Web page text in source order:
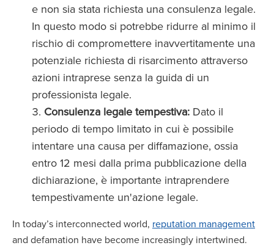
e non sia stata richiesta una consulenza legale.
In questo modo si potrebbe ridurre al minimo il
rischio di compromettere inavvertitamente una
potenziale richiesta di risarcimento attraverso
azioni intraprese senza la guida di un
professionista legale.
Consulenza legale tempestiva: Dato il
periodo di tempo limitato in cui è possibile
intentare una causa per diffamazione, ossia
entro 12 mesi dalla prima pubblicazione della
dichiarazione, è importante intraprendere
tempestivamente un'azione legale.
In today’s interconnected world, reputation management
and defamation have become increasingly intertwined.